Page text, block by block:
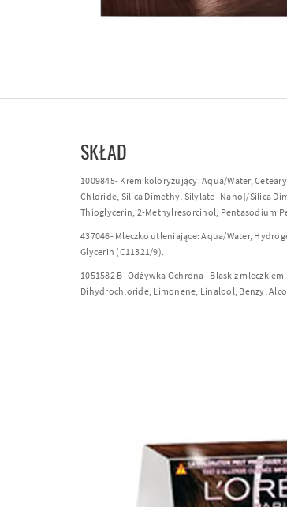
SKŁAD
1009845- Krem koloryzujący: Aqua/Water,
Chloride, Silica Dimethyl Silylate [Nano]/Silica
Thioglycerin, 2-Methylresorcinol, Pentasodium
437046- Mleczko utleniające: Aqua/Water,
Glycerin (C11321/9).
1051582 B- Odżywka Ochrona i Blask z
Dihydrochloride, Limonene, Linalool, Benzyl